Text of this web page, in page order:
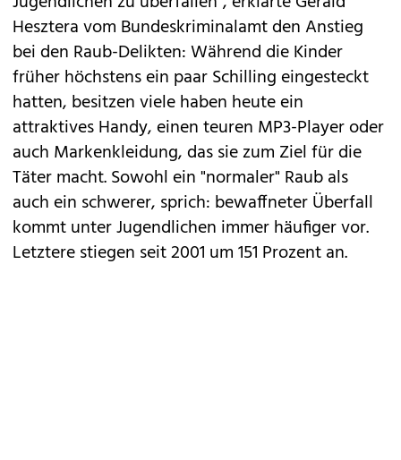
Hesztera vom Bundeskriminalamt den Anstieg
bei den Raub-Delikten: Während die Kinder
früher höchstens ein paar Schilling eingesteckt
hatten, besitzen viele haben heute ein
attraktives Handy, einen teuren MP3-Player oder
auch Markenkleidung, das sie zum Ziel für die
Täter macht. Sowohl ein "normaler" Raub als
auch ein schwerer, sprich: bewaffneter Überfall
kommt unter Jugendlichen immer häufiger vor.
Letztere stiegen seit 2001 um 151 Prozent an.